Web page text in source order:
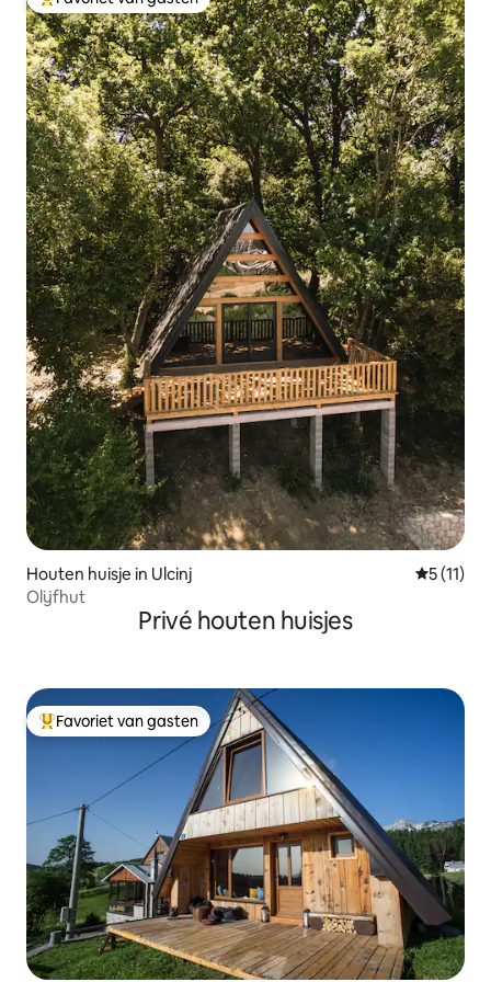
Topfavoriet van gasten
Houten huisje in Ulcinj
5 (11)
Olijfhut
Privé houten huisjes
Topfavoriet van gasten
Favoriet van gasten